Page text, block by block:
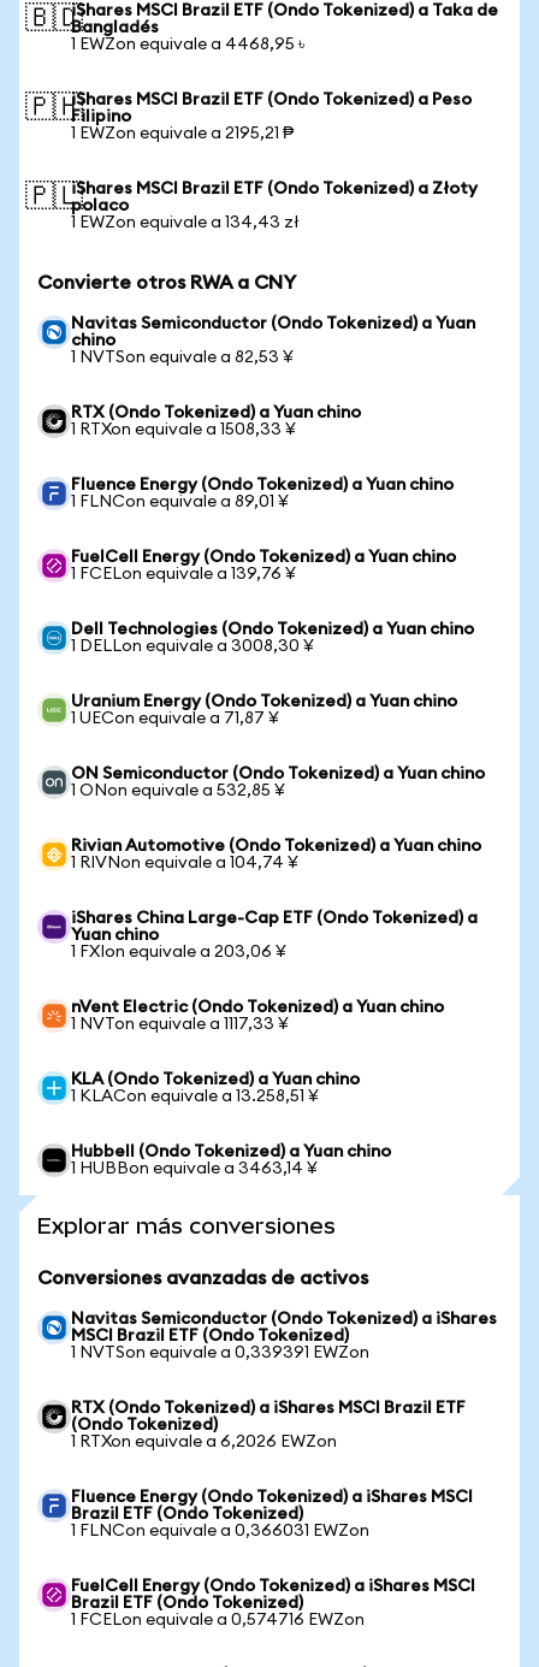
🇧🇩iShares MSCI Brazil ETF (Ondo Tokenized) a Taka de
Bangladés
1 EWZon equivale a 4468,95 ৳
🇵🇭iShares MSCI Brazil ETF (Ondo Tokenized) a Peso
Filipino
1 EWZon equivale a 2195,21 ₱
🇵🇱iShares MSCI Brazil ETF (Ondo Tokenized) a Złoty
polaco
1 EWZon equivale a 134,43 zł
Convierte otros RWA a CNY
Navitas Semiconductor (Ondo Tokenized) a Yuan
chino
1 NVTSon equivale a 82,53 ¥
RTX (Ondo Tokenized) a Yuan chino
1 RTXon equivale a 1508,33 ¥
Fluence Energy (Ondo Tokenized) a Yuan chino
1 FLNCon equivale a 89,01 ¥
FuelCell Energy (Ondo Tokenized) a Yuan chino
1 FCELon equivale a 139,76 ¥
Dell Technologies (Ondo Tokenized) a Yuan chino
1 DELLon equivale a 3008,30 ¥
Uranium Energy (Ondo Tokenized) a Yuan chino
1 UECon equivale a 71,87 ¥
ON Semiconductor (Ondo Tokenized) a Yuan chino
1 ONon equivale a 532,85 ¥
Rivian Automotive (Ondo Tokenized) a Yuan chino
1 RIVNon equivale a 104,74 ¥
iShares China Large-Cap ETF (Ondo Tokenized) a
Yuan chino
1 FXIon equivale a 203,06 ¥
nVent Electric (Ondo Tokenized) a Yuan chino
1 NVTon equivale a 1117,33 ¥
KLA (Ondo Tokenized) a Yuan chino
1 KLACon equivale a 13.258,51 ¥
Hubbell (Ondo Tokenized) a Yuan chino
1 HUBBon equivale a 3463,14 ¥
Explorar más conversiones
Conversiones avanzadas de activos
Navitas Semiconductor (Ondo Tokenized) a iShares
MSCI Brazil ETF (Ondo Tokenized)
1 NVTSon equivale a 0,339391 EWZon
RTX (Ondo Tokenized) a iShares MSCI Brazil ETF
(Ondo Tokenized)
1 RTXon equivale a 6,2026 EWZon
Fluence Energy (Ondo Tokenized) a iShares MSCI
Brazil ETF (Ondo Tokenized)
1 FLNCon equivale a 0,366031 EWZon
FuelCell Energy (Ondo Tokenized) a iShares MSCI
Brazil ETF (Ondo Tokenized)
1 FCELon equivale a 0,574716 EWZon